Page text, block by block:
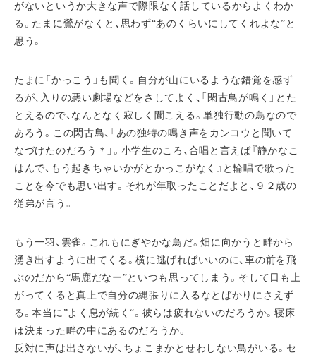
がないというか大きな声で際限なく話しているからよくわか
る。たまに鶯がなくと、思わず“あのくらいにしてくれよな”と
思う。
たまに「かっこう」も聞く。自分が山にいるような錯覚を感ず
るが、入りの悪い劇場などをさしてよく、「閑古鳥が鳴く」とた
とえるので、なんとなく寂しく聞こえる。単独行動の鳥なので
あろう。この閑古鳥、「あの独特の鳴き声をカンコウと聞いて
なづけたのだろう＊」。小学生のころ、合唱と言えば『静かなこ
はんで、もう起きちゃいかがとかっこがなく』と輪唱で歌った
ことを今でも思い出す。それが年取ったことだよと、９２歳の
従弟が言う。
もう一羽、雲雀。これもにぎやかな鳥だ。畑に向かうと畔から
湧き出すように出てくる。横に逃げればいいのに、車の前を飛
ぶのだから“馬鹿だなー”といつも思ってしまう。そして日も上
がってくると真上で自分の縄張りに入るなとばかりにさえず
る。本当に”よく息が続く“。彼らは疲れないのだろうか。寝床
は決まった畔の中にあるのだろうか。
反対に声は出さないが、ちょこまかとせわしない鳥がいる。セ